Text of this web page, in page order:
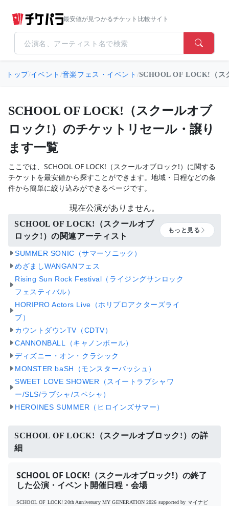
最安値が見つかるチケット比較サイト
トップ/イベント /音楽フェス・イベント /SCHOOL OF LOCK!（ス
SCHOOL OF LOCK!（スクールオブ
ロック!）のチケットリセール・譲り
ます一覧
ここでは、SCHOOL OF LOCK!（スクールオブロック!）に関する
チケットを最安値から探すことができます。地域・日程などの条
件から簡単に絞り込みができるページです。
現在公演がありません。
SCHOOL OF LOCK!（スクールオブ
ロック!）の関連アーティスト
もっと見る
SUMMER SONIC（サマーソニック）
めざましWANGANフェス
Rising Sun Rock Festival（ライジングサンロック
フェスティバル）
HORIPRO Actors Live（ホリプロアクターズライ
ブ）
カウントダウンTV（CDTV）
CANNONBALL（キャノンボール）
ディズニー・オン・クラシック
MONSTER baSH（モンスターバッシュ）
SWEET LOVE SHOWER（スイートラブシャワ
ー/SLS/ラブシャ/スペシャ）
HEROINES SUMMER（ヒロインズサマー）
SCHOOL OF LOCK!（スクールオブロック!）の詳
細
SCHOOL OF LOCK!（スクールオブロック!）の終了
した公演・イベント開催日程・会場
SCHOOL OF LOCK! 20th Anniversary MY GENERATION 2026 supported by マイナビ